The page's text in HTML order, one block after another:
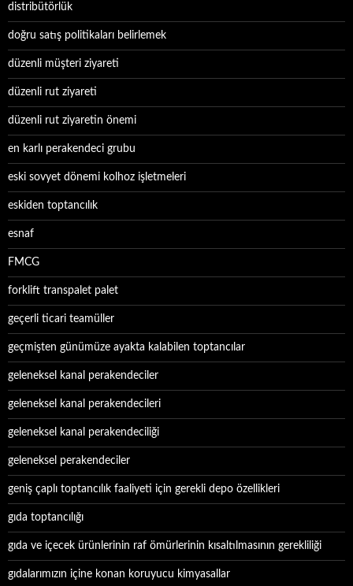
distribütörlük
doğru satış politikaları belirlemek
düzenli müşteri ziyareti
düzenli rut ziyareti
düzenli rut ziyaretin önemi
en karlı perakendeci grubu
eski sovyet dönemi kolhoz işletmeleri
eskiden toptancılık
esnaf
FMCG
forklift transpalet palet
geçerli ticari teamüller
geçmişten günümüze ayakta kalabilen toptancılar
geleneksel kanal perakendeciler
geleneksel kanal perakendecileri
geleneksel kanal perakendeciliği
geleneksel perakendeciler
geniş çaplı toptancılık faaliyeti için gerekli depo özellikleri
gıda toptancılığı
gıda ve içecek ürünlerinin raf ömürlerinin kısaltılmasının gerekliliği
gıdalarımızın içine konan koruyucu kimyasallar